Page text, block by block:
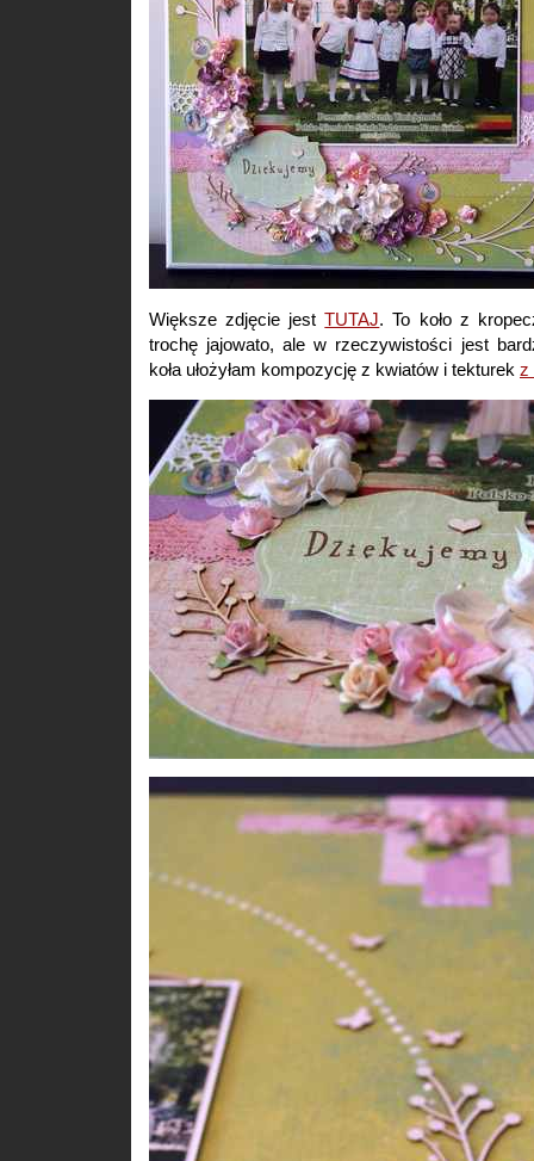
Większe zdjęcie jestTUTAJ. To koło z
trochę jajowato, ale w rzeczywistości jest
koła ułożyłam kompozycję z kwiatów i tekturek z